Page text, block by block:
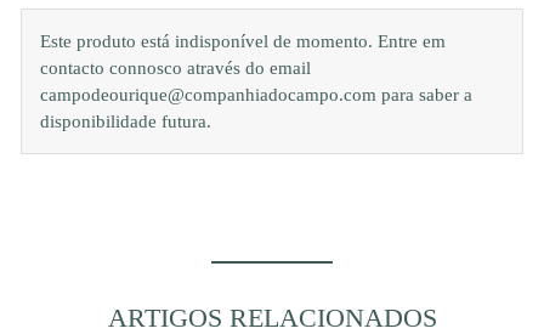
Este produto está indisponível de momento. Entre em
contacto connosco através do email
campodeourique@companhiadocampo.com para saber a
disponibilidade futura.
ARTIGOS RELACIONADOS